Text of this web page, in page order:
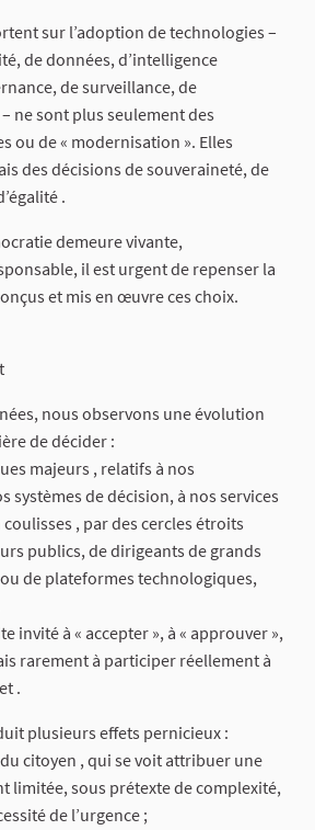
sur l’adoption de technologies –
de données, d’intelligence
de surveillance, de
ne sont plus seulement des
ou de « modernisation ». Elles
des décisions de souveraineté, de
.
demeure vivante,
il est urgent de repenser la
et mis en œuvre ces choix.
nous observons une évolution
de décider :
majeurs , relatifs à nos
systèmes de décision, à nos services
, par des cercles étroits
publics, de dirigeants de grands
de plateformes technologiques,
invité à « accepter », à « approuver »,
rarement à participer réellement à
.
plusieurs effets pernicieux :
citoyen , qui se voit attribuer une
limitée, sous prétexte de complexité,
de l’urgence ;